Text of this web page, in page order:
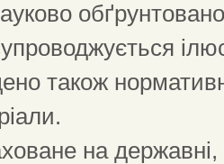
також
на державні,